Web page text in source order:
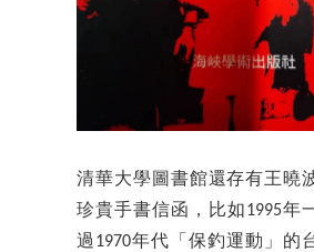
清華大學圖書館還存有王曉
珍貴手書信函，比如1995年
過1970年代「保釣運動」的